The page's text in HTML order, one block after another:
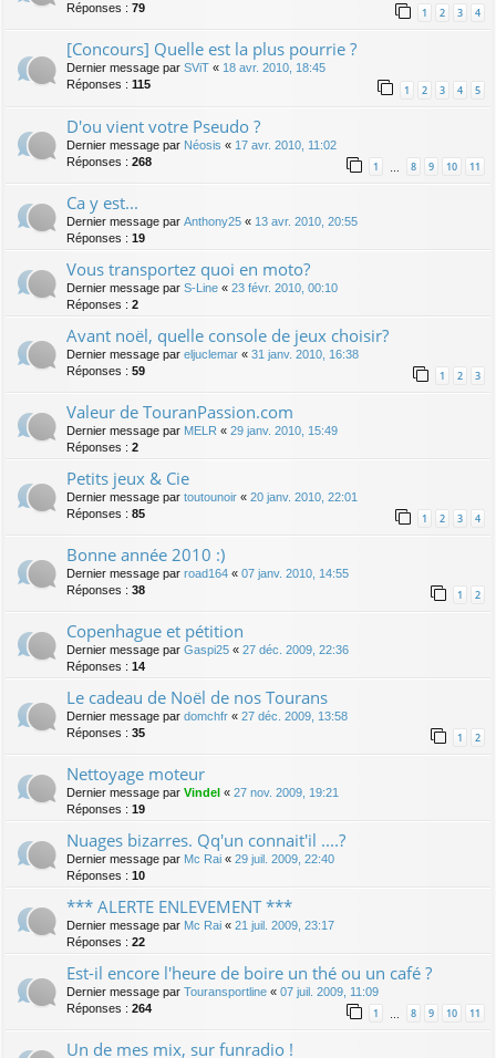
Réponses : 79 1 2 3 4
[Concours] Quelle est la plus pourrie ?
Dernier message par SViT « 18 avr. 2010, 18:45
Réponses : 115 1 2 3 4 5
D'ou vient votre Pseudo ?
Dernier message par Néosis « 17 avr. 2010, 11:02
Réponses : 268 1 8 9 10 11
Ca y est...
Dernier message par Anthony25 « 13 avr. 2010, 20:55
Réponses : 19
Vous transportez quoi en moto?
Dernier message par S-Line « 23 févr. 2010, 00:10
Réponses : 2
Avant noël, quelle console de jeux choisir?
Dernier message par eljuclemar « 31 janv. 2010, 16:38
Réponses : 59 1 2 3
Valeur de TouranPassion.com
Dernier message par MELR « 29 janv. 2010, 15:49
Réponses : 2
Petits jeux & Cie
Dernier message par toutounoir « 20 janv. 2010, 22:01
Réponses : 85 1 2 3 4
Bonne année 2010 :)
Dernier message par road164 « 07 janv. 2010, 14:55
Réponses : 38 1 2
Copenhague et pétition
Dernier message par Gaspi25 « 27 déc. 2009, 22:36
Réponses : 14
Le cadeau de Noël de nos Tourans
Dernier message par domchfr « 27 déc. 2009, 13:58
Réponses : 35 1 2
Nettoyage moteur
Dernier message par Vindel « 27 nov. 2009, 19:21
Réponses : 19
Nuages bizarres. Qq'un connait'il ....?
Dernier message par Mc Rai « 29 juil. 2009, 22:40
Réponses : 10
*** ALERTE ENLEVEMENT ***
Dernier message par Mc Rai « 21 juil. 2009, 23:17
Réponses : 22
Est-il encore l'heure de boire un thé ou un café ?
Dernier message par Touransportline « 07 juil. 2009, 11:09
Réponses : 264 1 … 8 9 10 11
Un de mes mix, sur funradio !